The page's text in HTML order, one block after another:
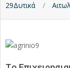
29Δυτικά